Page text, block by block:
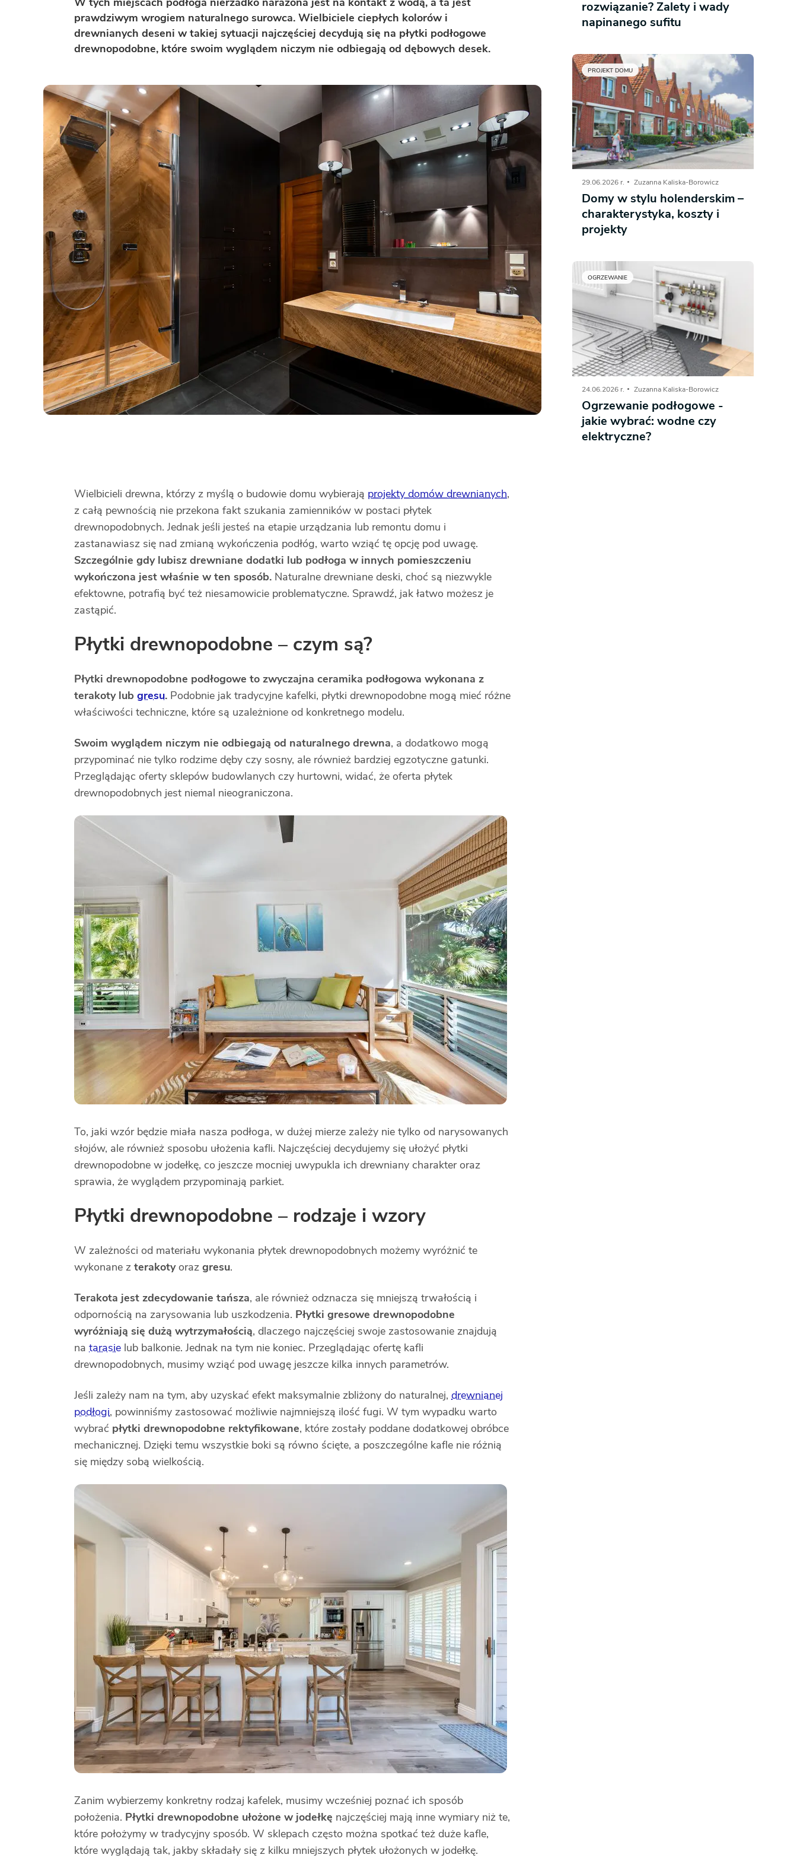
Zobacz wszystkie kategorie
BAZA WIEDZY
Zobacz wszystkie porady
prawdziwym wrogiem naturalnego surowca. Wielbiciele ciepłych kolorów i
drewnianych deseni w takiej sytuacji najczęściej decydują się na płytki podłogowe
drewnopodobne, które swoim wyglądem niczym nie odbiegają od dębowych desek.
Wielbicieli drewna, którzy z myślą o budowie domu wybierają projekty domów drewnianych,
z całą pewnością nie przekona fakt szukania zamienników w postaci płytek
drewnopodobnych. Jednak jeśli jesteś na etapie urządzania lub remontu domu i
zastanawiasz się nad zmianą wykończenia podłóg, warto wziąć tę opcję pod uwagę.
Szczególnie gdy lubisz drewniane dodatki lub podłoga w innych pomieszczeniu
wykończona jest właśnie w ten sposób. Naturalne drewniane deski, choć są niezwykle
efektowne, potrafią być też niesamowicie problematyczne. Sprawdź, jak łatwo możesz je
zastąpić.
Płytki drewnopodobne – czym są?
Płytki drewnopodobne podłogowe to zwyczajna ceramika podłogowa wykonana z
terakoty lub gresu. Podobnie jak tradycyjne kafelki, płytki drewnopodobne mogą mieć różne
właściwości techniczne, które są uzależnione od konkretnego modelu.
Swoim wyglądem niczym nie odbiegają od naturalnego drewna, a dodatkowo mogą
przypominać nie tylko rodzime dęby czy sosny, ale również bardziej egzotyczne gatunki.
Przeglądając oferty sklepów budowlanych czy hurtowni, widać, że oferta płytek
drewnopodobnych jest niemal nieograniczona.
To, jaki wzór będzie miała nasza podłoga, w dużej mierze zależy nie tylko od narysowanych
słojów, ale również sposobu ułożenia kafli. Najczęściej decydujemy się ułożyć płytki
drewnopodobne w jodełkę, co jeszcze mocniej uwypukla ich drewniany charakter oraz
sprawia, że wyglądem przypominają parkiet.
Płytki drewnopodobne – rodzaje i wzory
W zależności od materiału wykonania płytek drewnopodobnych możemy wyróżnić te
wykonane z terakotyoraz gresu.
Terakota jest zdecydowanie tańsza, ale również odznacza się mniejszą trwałością i
odpornością na zarysowania lub uszkodzenia. Płytki gresowe drewnopodobne
wyróżniają się dużą wytrzymałością, dlaczego najczęściej swoje zastosowanie znajdują
na tarasie lub balkonie. Jednak na tym nie koniec. Przeglądając ofertę kafli
drewnopodobnych, musimy wziąć pod uwagę jeszcze kilka innych parametrów.
Jeśli zależy nam na tym, aby uzyskać efekt maksymalnie zbliżony do naturalnej, drewnianej
podłogi, powinniśmy zastosować możliwie najmniejszą ilość fugi. W tym wypadku warto
wybrać płytki drewnopodobne rektyfikowane, które zostały poddane dodatkowej obróbce
mechanicznej. Dzięki temu wszystkie boki są równo ścięte, a poszczególne kafle nie różnią
się między sobą wielkością.
Zanim wybierzemy konkretny rodzaj kafelek, musimy wcześniej poznać ich sposób
położenia. Płytki drewnopodobne ułożone w jodełkę najczęściej mają inne wymiary niż te,
które położymy w tradycyjny sposób. W sklepach często można spotkać też duże kafle,
które wyglądają tak, jakby składały się z kilku mniejszych płytek ułożonych w jodełkę.
rozwiązanie? Zalety i wady
napinanego sufitu
PROJEKT DOMU
29.06.2026 r. Zuzanna Kaliska-Borowicz
Domy w stylu holenderskim –
charakterystyka, koszty i
projekty
OGRZEWANIE
24.06.2026 r. Zuzanna Kaliska-Borowicz
Ogrzewanie podłogowe -
jakie wybrać: wodne czy
elektryczne?